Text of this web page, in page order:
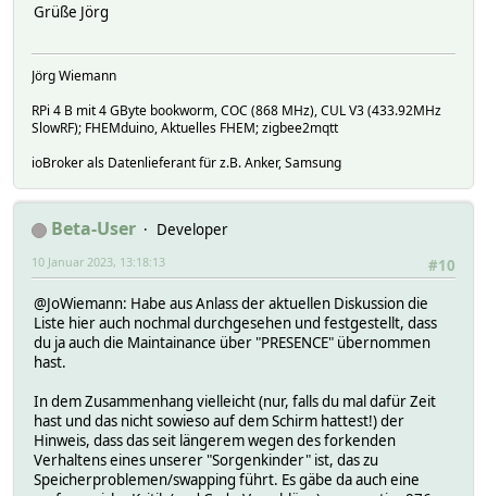
Grüße Jörg
Jörg Wiemann
RPi 4 B mit 4 GByte bookworm, COC (868 MHz), CUL V3 (433.92MHz
SlowRF); FHEMduino, Aktuelles FHEM; zigbee2mqtt
ioBroker als Datenlieferant für z.B. Anker, Samsung
Beta-User
Developer
#10
10 Januar 2023, 13:18:13
@JoWiemann: Habe aus Anlass der aktuellen Diskussion die
Liste hier auch nochmal durchgesehen und festgestellt, dass
du ja auch die Maintainance über "PRESENCE" übernommen
hast.
In dem Zusammenhang vielleicht (nur, falls du mal dafür Zeit
hast und das nicht sowieso auf dem Schirm hattest!) der
Hinweis, dass das seit längerem wegen des forkenden
Verhaltens eines unserer "Sorgenkinder" ist, das zu
Speicherproblemen/swapping führt. Es gäbe da auch eine